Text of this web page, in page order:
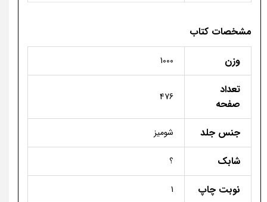
مشخصات کتاب
وزن
1000
تعداد
صفحه
476
جنس جلد شومیز
شابک ؟
نوبت چاپ 1